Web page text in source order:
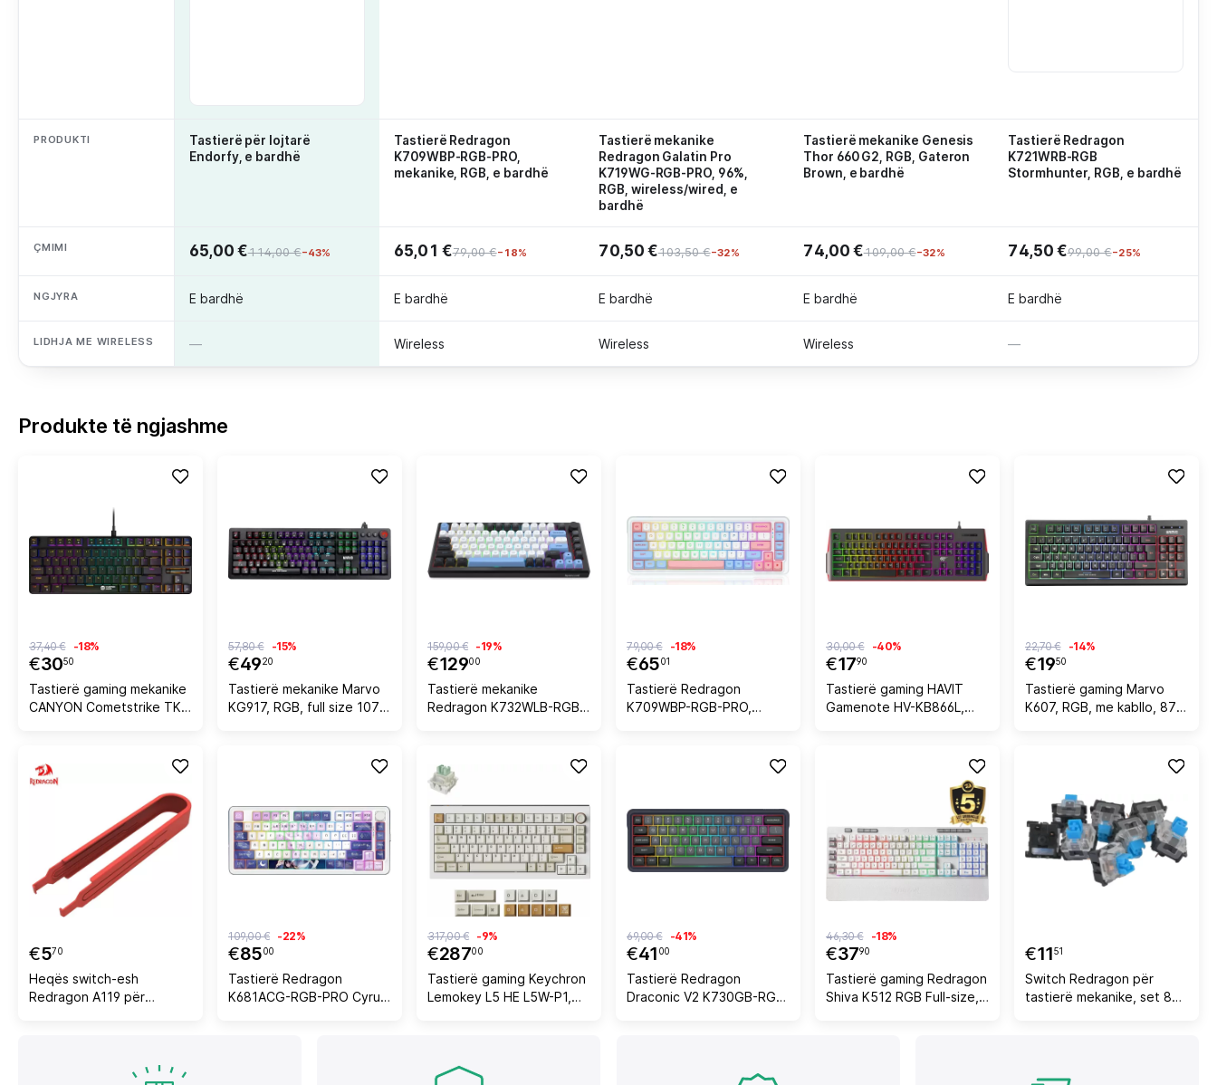
PRODUKTI
Tastierë për lojtarë
Endorfy, e bardhë
Tastierë Redragon
K709WBP-RGB-PRO,
mekanike, RGB, e bardhë
Tastierë mekanike
Redragon Galatin Pro
K719WG-RGB-PRO, 96%,
RGB, wireless/wired, e
bardhë
Tastierë mekanike Genesis
Thor 660 G2, RGB, Gateron
Brown, e bardhë
Tastierë Redragon
K721WRB-RGB
Stormhunter, RGB, e bardhë
ÇMIMI 65,00 €114,00 €−43% 65,01 €79,00 €−18% 70,50 €103,50 €−32% 74,00 €109,00 €−32% 74,50 €99,00 €−25%
NGJYRA E bardhë E bardhë E bardhë E bardhë E bardhë
LIDHJA ME WIRELESS — Wireless Wireless Wireless —
Produkte të ngjashme
€3050
37,40 € -18%
Tastierë gaming mekanike
CANYON Cometstrike TKL
EN/AD, e zezë
€4920
57,80 € -15%
Tastierë mekanike Marvo
KG917, RGB, full size 107
€12900
159,00 € -19%
Tastierë mekanike
Redragon K732WLB-RGB-
zezë
€6501
79,00 € -18%
Tastierë Redragon
K709WBP-RGB-PRO,
€1790
30,00 € -40%
Tastierë gaming HAVIT
Gamenote HV-KB866L,
€1950
22,70 € -14%
Tastierë gaming Marvo
K607, RGB, me kabllo, 87
€570
Heqës switch-esh
Redragon A119 për
€8500
109,00 € -22%
Tastierë Redragon
K681ACG-RGB-PRO Cyrus,
€28700
317,00 € -9%
Tastierë gaming Keychron
Lemokey L5 HE L5W-P1,
Fast Lime Magnetic
€41 00
69,00 € -41%
Tastierë Redragon
Draconic V2 K730GB-RGB-
€3790
46,30 € -18%
Tastierë gaming Redragon
Shiva K512 RGB Full-size,
€1151
Switch Redragon për
tastierë mekanike, set 8